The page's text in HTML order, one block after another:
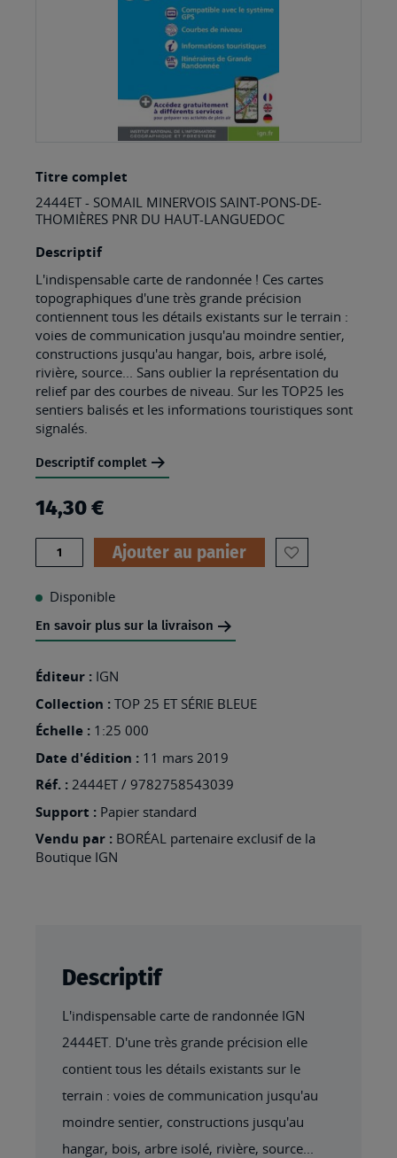
to
the
of
the
images
gallery
Titre complet
2444ET - SOMAIL MINERVOIS SAINT-PONS-DE-
THOMIÈRES PNR DU HAUT-LANGUEDOC
Descriptif
L'indispensable carte de randonnée ! Ces cartes
topographiques d'une très grande précision
contiennent tous les détails existants sur le terrain :
voies de communication jusqu'au moindre sentier,
constructions jusqu'au hangar, bois, arbre isolé,
rivière, source... Sans oublier la représentation du
relief par des courbes de niveau. Sur les TOP25 les
sentiers balisés et les informations touristiques sont
signalés.
Descriptif complet
14,30 €
Quantité Ajouter au panier
AJOUTER
Disponible
En savoir plus sur la livraison
Éditeur : IGN
Collection : TOP 25 ET SÉRIE BLEUE
Échelle : 1:25 000
Date d'édition : 11 mars 2019
Réf. : 2444ET / 9782758543039
Support : Papier standard
Vendu par : BORÉAL partenaire exclusif de la
Boutique IGN
Descriptif
L'indispensable carte de randonnée IGN
2444ET. D'une très grande précision elle
contient tous les détails existants sur le
terrain : voies de communication jusqu'au
moindre sentier, constructions jusqu'au
hangar, bois, arbre isolé, rivière, source...